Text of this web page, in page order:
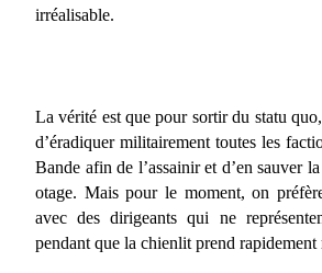
irréalisable.
La vérité est que pour sortir du statu
d’éradiquer militairement toutes les
Bande afin de l’assainir et d’en sauver
otage. Mais pour le moment, on
avec des dirigeants qui ne
pendant que la chienlit prend rapidement